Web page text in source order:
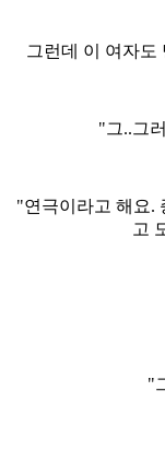
그런데 이 여자도
"그..그
"연극이라고 해요.
고
"